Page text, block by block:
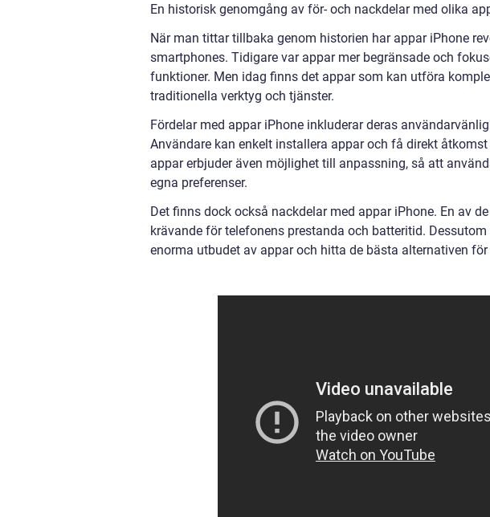
En historisk genomgång av för- och nackdelar med olika
När man tittar tillbaka genom historien har appar iPhone
smartphones. Tidigare var appar mer begränsade och
funktioner. Men idag finns det appar som kan utföra
traditionella verktyg och tjänster.
Fördelar med appar iPhone inkluderar deras
Användare kan enkelt installera appar och få direkt
appar erbjuder även möjlighet till anpassning, så att
egna preferenser.
Det finns dock också nackdelar med appar iPhone. En av
krävande för telefonens prestanda och batteritid.
enorma utbudet av appar och hitta de bästa alternativen för